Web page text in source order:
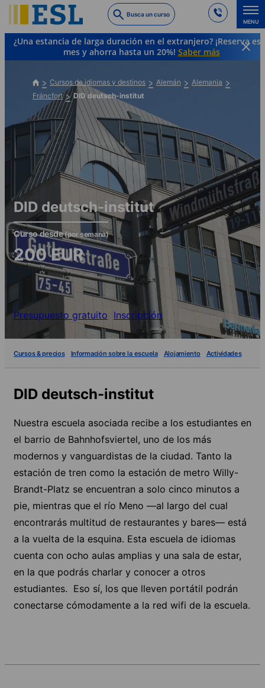
to
main
content
Busca un curso
MENU
¿Una estancia de larga duración en el extranjero? ¡Reserva
mes y ahorra hasta un 20%! Saber más
Cursos de idiomas y destinos Alemán
Alemania
Fráncfort
DID deutsch-institut
DID deutsch-institut
Curso desde(por semana)
200EUR
Presupuesto gratuito Inscripción
Cursos & precios Información sobre la escuela Alojamiento Actividades
DID deutsch-institut
Nuestra escuela asociada recibe a los estudiantes en
el barrio de Bahnhofsviertel, uno de los más
modernos y vanguardistas de la ciudad. Tanto la
estación de tren como la estación de metro Willy-
Brandt-Platz se encuentran a solo cinco minutos a
pie, mientras que el río Meno —al largo del cual
encontrarás multitud de restaurantes y bares— está
a la vuelta de la esquina. Esta escuela de idiomas
cuenta con ocho aulas amplias y una sala de estar,
en la que podrás charlar y conocer a otros
estudiantes. Eso sí, los que lleven portátil podrán
conectarse cómodamente a la red wifi de la escuela.